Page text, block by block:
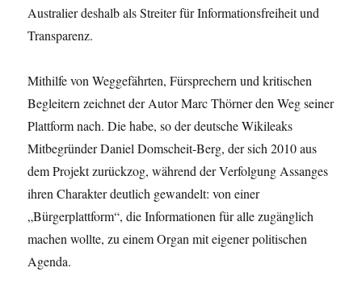
Australier deshalb als Streiter für Informationsfreiheit und
Transparenz.
Mithilfe von Weggefährten, Fürsprechern und kritischen
Begleitern zeichnet der Autor Marc Thörner den Weg seiner
Plattform nach. Die habe, so der deutsche Wikileaks
Mitbegründer Daniel Domscheit-Berg, der sich 2010 aus
dem Projekt zurückzog, während der Verfolgung Assanges
ihren Charakter deutlich gewandelt: von einer
„Bürgerplattform“, die Informationen für alle zugänglich
machen wollte, zu einem Organ mit eigener politischen
Agenda.